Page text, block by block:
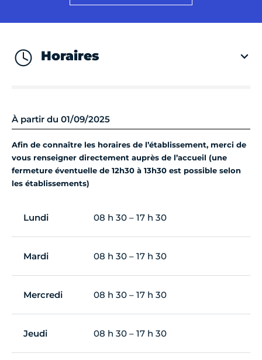
Horaires
À partir du 01/09/2025
Afin de connaître les horaires de l’établissement, merci de
vous renseigner directement auprès de l’accueil (une
fermeture éventuelle de 12h30 à 13h30 est possible selon
les établissements)
Lundi 08 h 30 – 17 h 30
Mardi 08 h 30 – 17 h 30
Mercredi 08 h 30 – 17 h 30
Jeudi 08 h 30 – 17 h 30